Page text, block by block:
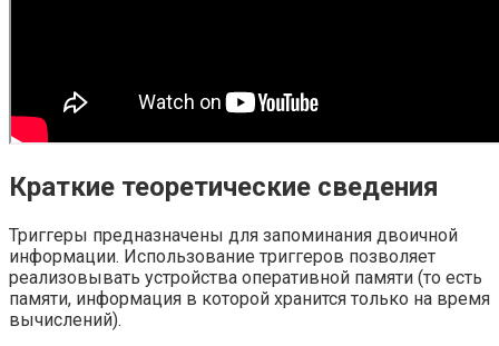
Краткие теоретические сведения
Триггеры предназначены для запоминания двоичной
информации. Использование триггеров позволяет
реализовывать устройства оперативной памяти (то есть
памяти, информация в которой хранится только на время
вычислений).